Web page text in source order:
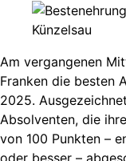
Am vergangenen
Franken die besten
2025.
Absolventen, die
von 100 Punkten –
oder besser –